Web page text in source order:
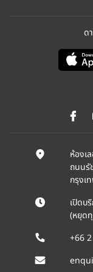
ด
ห้องเ
ถนนรั
กรุงเ
เปิดบ
(หยุด
+66